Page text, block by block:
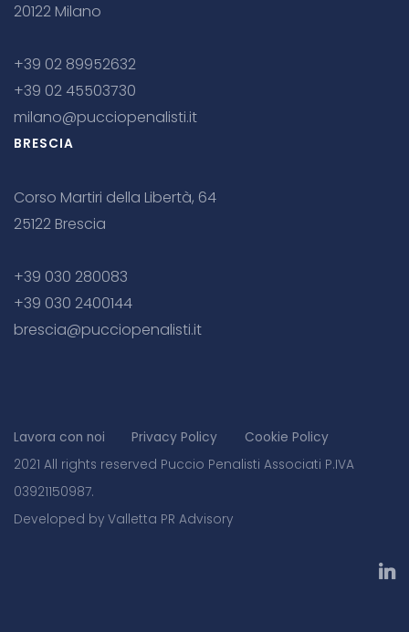
20122 Milano
+39 02 89952632
+39 02 45503730
milano@pucciopenalisti.it
BRESCIA
Corso Martiri della Libertà, 64
25122 Brescia
+39 030 280083
+39 030 2400144
brescia@pucciopenalisti.it
Lavora con noi Privacy Policy
Cookie Policy
2021 All rights reserved Puccio Penalisti Associati P.IVA
03921150987.
Developed by Valletta PR Advisory